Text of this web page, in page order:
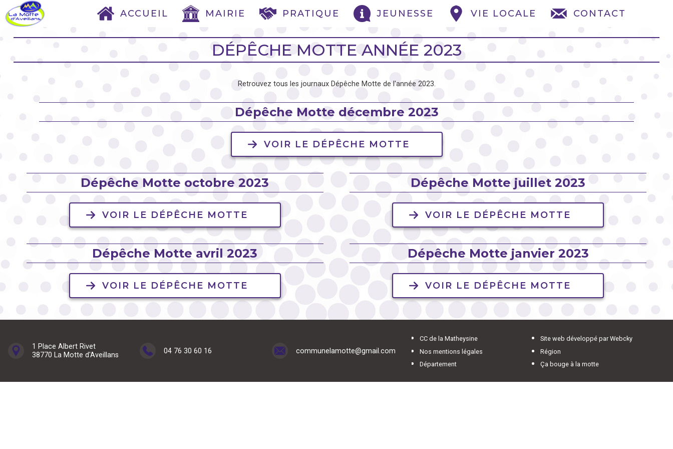
ACCUEIL MAIRIE PRATIQUE JEUNESSE VIE LOCALE CONTACT
DÉPÊCHE MOTTE ANNÉE 2023
Retrouvez tous les journaux Dépêche Motte de l'année 2023.
Dépêche Motte décembre 2023
VOIR LE DÉPÊCHE MOTTE
Dépêche Motte octobre 2023 Dépêche Motte juillet 2023
VOIR LE DÉPÊCHE MOTTE VOIR LE DÉPÊCHE MOTTE
Dépêche Motte avril 2023 Dépêche Motte janvier 2023
VOIR LE DÉPÊCHE MOTTE VOIR LE DÉPÊCHE MOTTE
1 Place Albert Rivet
38770 La Motte d'Aveillans
04 76 30 60 16 communelamotte@gmail.com
CC de la Matheysine
Site web développé par Webcky
Nos mentions légales
Région
Département
Ça bouge à la motte